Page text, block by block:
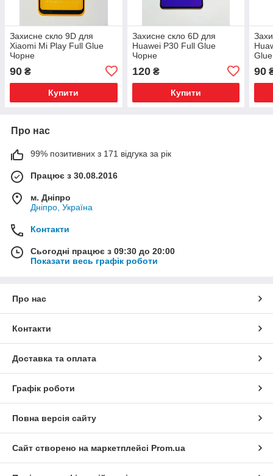
Захисне скло 9D для
Xiaomi Mi Play Full Glue
Чорне
90 ₴
Купити
Захисне скло 6D для
Huawei P30 Full Glue
Чорне
120₴
Купити
90
Про нас
99% позитивних з 171 відгука за рік
Працює з 30.08.2016
м. Дніпро
Дніпро, Україна
Контакти
Сьогодні працює з 09:30 до 20:00
Показати весь графік роботи
Про нас
Контакти
Доставка та оплата
Графік роботи
Повна версія сайту
Сайт створено на маркетплейсі Prom.ua